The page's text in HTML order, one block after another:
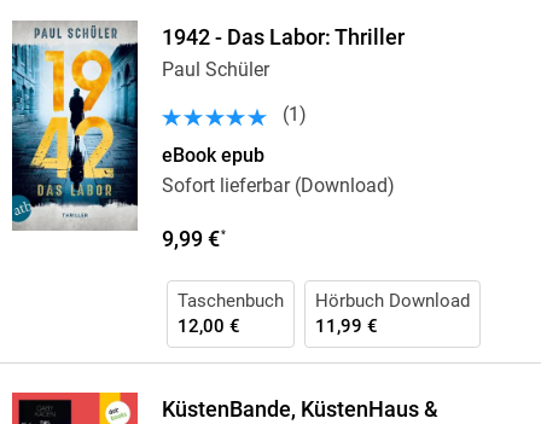
1942 - Das Labor: Thriller
Paul Schüler
(1 )
eBook epub
Sofort lieferbar (Download)
9,99 €*
Taschenbuch
12,00 €
Hörbuch Download
11,99 €
KüstenBande, KüstenHaus &